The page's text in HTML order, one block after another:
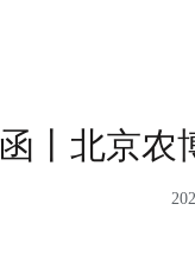
丨北京农